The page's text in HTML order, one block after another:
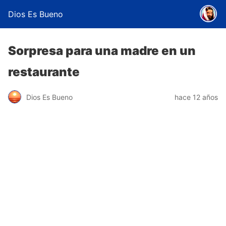
Dios Es Bueno
Sorpresa para una madre en un
restaurante
Dios Es Bueno hace 12 años